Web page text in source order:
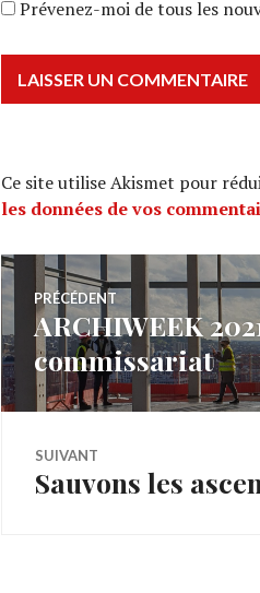
Prévenez-moi de tous les
Ce site utilise Akismet pour
les données de vos
Navigation
de
l’article
PRÉCÉDENT
Article
précédent :
ARCHIWEEK
commissariat
SUIVANT
Article
Sauvons les